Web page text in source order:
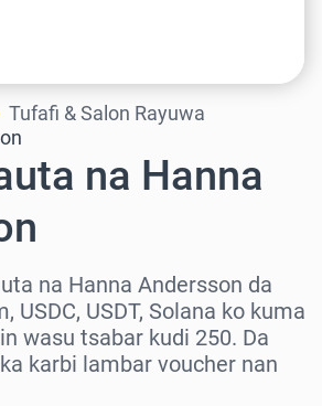
Tufafi & Salon Rayuwa
na Hanna
na Hanna Andersson da
USDC, USDT, Solana ko kuma
wasu tsabar kudi 250. Da
karbi lambar voucher nan